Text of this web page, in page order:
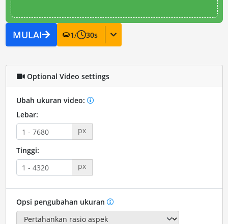
MULAI 1/ 30s
Optional Video settings
Ubah ukuran video:
Lebar:
px
Tinggi:
px
Opsi pengubahan ukuran